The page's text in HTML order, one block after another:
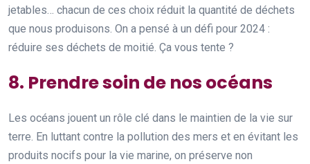
jetables… chacun de ces choix réduit la quantité de déchets
que nous produisons. On a pensé à un défi pour 2024 :
réduire ses déchets de moitié. Ça vous tente ?
8. Prendre soin de nos océans
Les océans jouent un rôle clé dans le maintien de la vie sur
terre. En luttant contre la pollution des mers et en évitant les
produits nocifs pour la vie marine, on préserve non